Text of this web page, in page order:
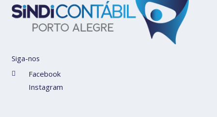
Siga-nos
Facebook
Instagram